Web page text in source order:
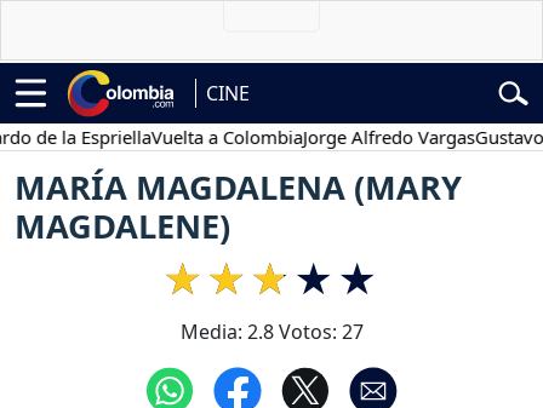
CINE
la EspriellaVuelta a ColombiaJorge Alfredo VargasGustavo
MARÍA MAGDALENA (MARY
MAGDALENE)
Media: 2.8Votos: 27